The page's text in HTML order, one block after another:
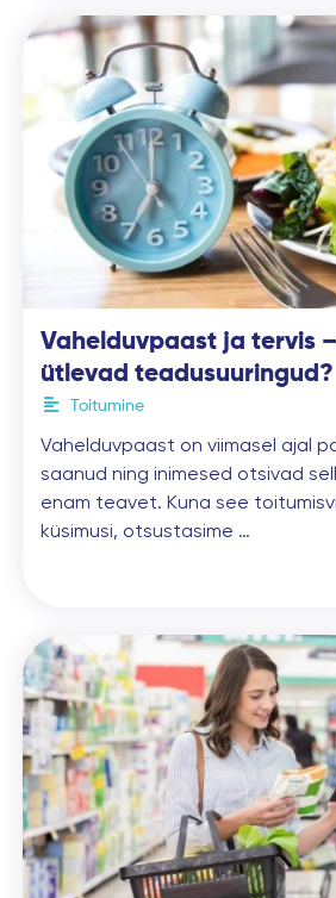
Vahelduvpaast ja tervis
ütlevad teadusuuringud?
Toitumine
Vahelduvpaast on viimasel ajal
saanud ning inimesed otsivad
enam teavet. Kuna see
küsimusi, otsustasime …